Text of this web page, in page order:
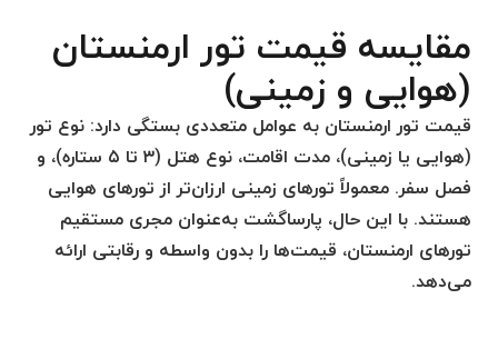
مقایسه قیمت تور ارمنستان
(هوایی و زمینی)
قیمت تور ارمنستان به عوامل متعددی بستگی دارد: نوع تور
(هوایی یا زمینی)، مدت اقامت، نوع هتل (۳ تا ۵ ستاره)، و
فصل سفر. معمولاً تورهای زمینی ارزان‌تر از تورهای هوایی
هستند. با این حال، پارساگشت به‌عنوان مجری مستقیم
تورهای ارمنستان، قیمت‌ها را بدون واسطه و رقابتی ارائه
می‌دهد.